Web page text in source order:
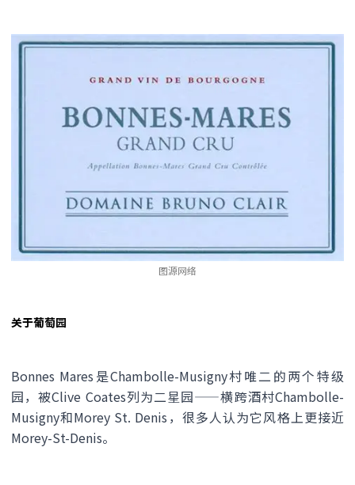
图源网络
关于葡萄园
Bonnes Mares是Chambolle-Musigny村唯二的两个特级
园，被Clive Coates列为二星园——横跨酒村Chambolle-
Musigny和Morey St. Denis，很多人认为它风格上更接近
Morey-St-Denis。